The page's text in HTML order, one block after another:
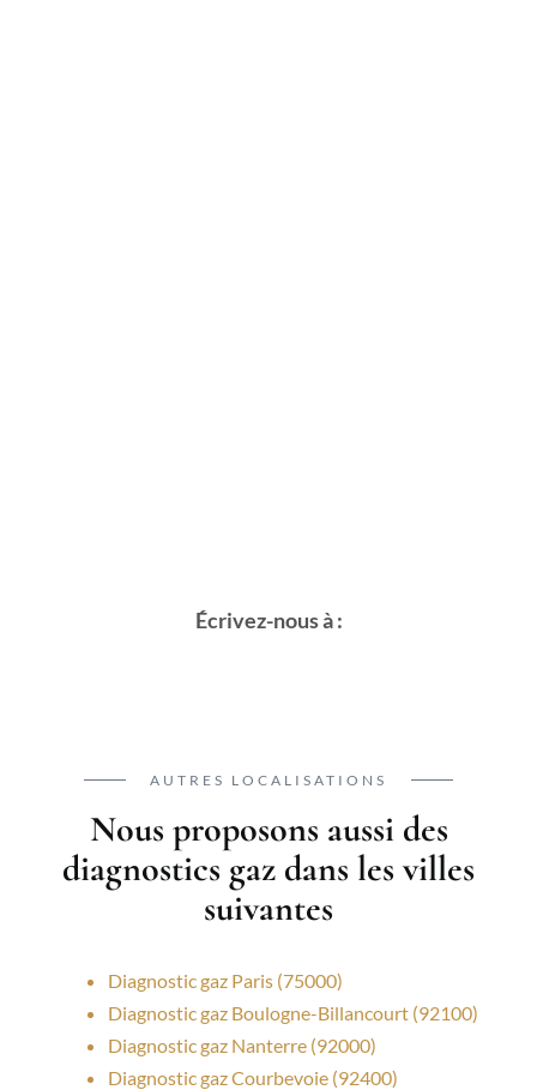
Écrivez-nous à :
AUTRES LOCALISATIONS
Nous proposons aussi des
diagnostics gaz dans les villes
suivantes
Diagnostic gaz Paris (75000)
Diagnostic gaz Boulogne-Billancourt (92100)
Diagnostic gaz Nanterre (92000)
Diagnostic gaz Courbevoie (92400)